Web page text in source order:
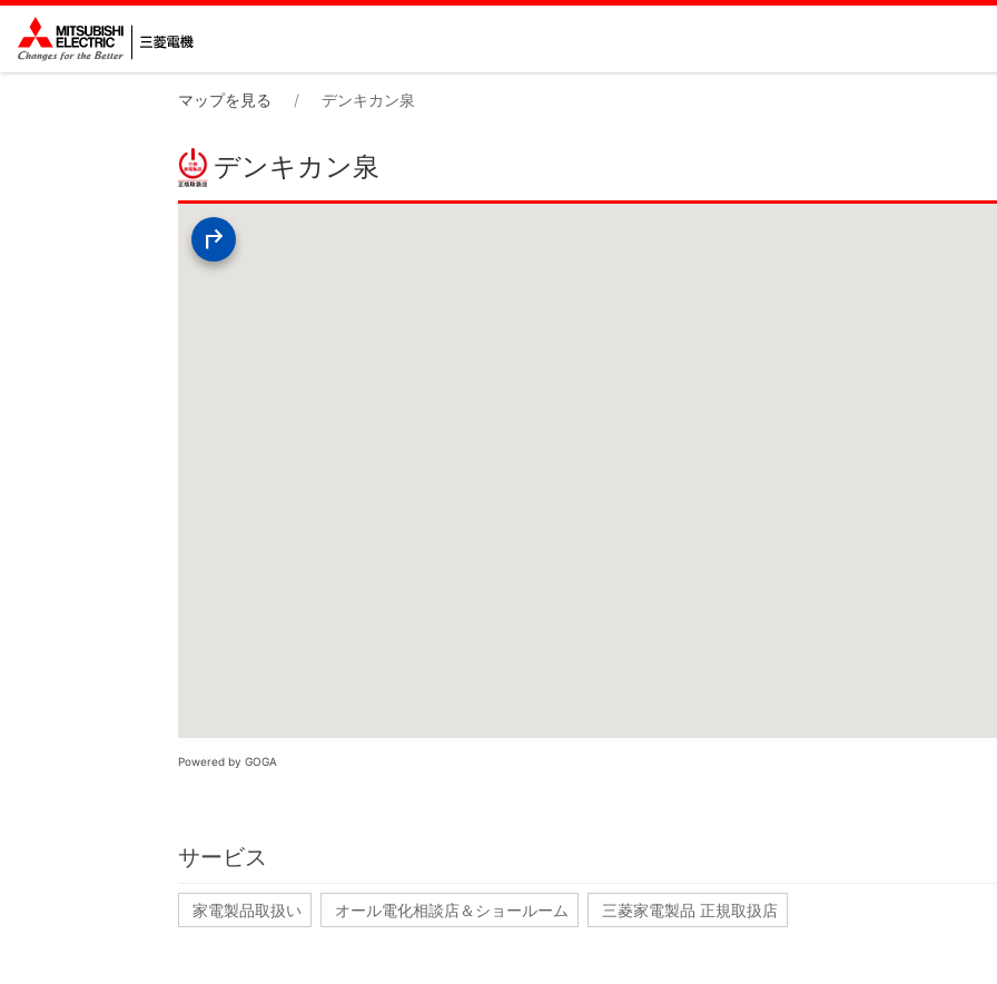
マップを見る デンキカン泉
デンキカン泉
Powered by GOGA
サービス
家電製品取扱い オール電化相談店＆ショールーム 三菱家電製品 正規取扱店